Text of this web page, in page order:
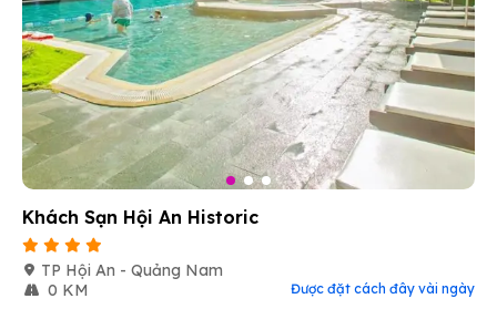
Khách Sạn Hội An Historic
TP Hội An - Quảng Nam
0 KM
Được đặt cách đây vài ngày